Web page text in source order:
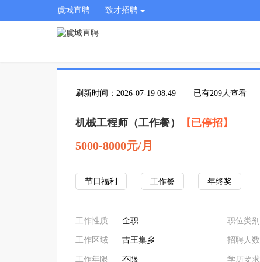
虞城直聘 致才招聘
刷新时间：2026-07-19 08:49 已有209人查看
机械工程师（工作餐） 【已停招】
5000-8000元/月
节日福利 工作餐 年终奖
工作性质 全职
工作区域 古王集乡
工作年限 不限
职位类别
招聘人数
学历要求